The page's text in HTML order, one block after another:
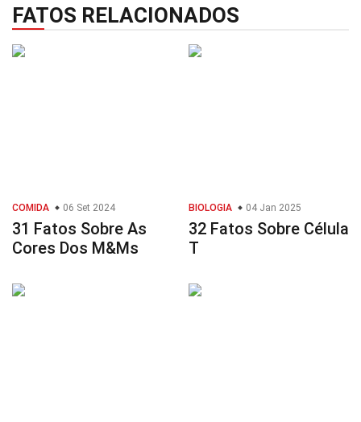
FATOS RELACIONADOS
COMIDA 06 Set 2024
31 Fatos Sobre As
Cores Dos M&Ms
BIOLOGIA 04 Jan 2025
32 Fatos Sobre Célula
T